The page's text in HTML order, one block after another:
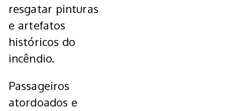
resgatar pinturas
e artefatos
históricos do
incêndio.
Passageiros
atordoados e